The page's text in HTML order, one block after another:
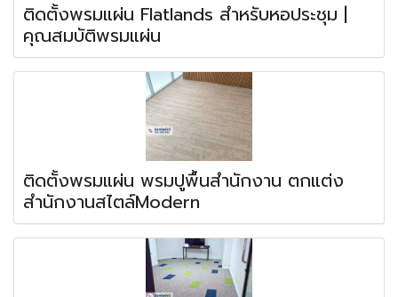
ติดตั้งพรมแผ่น Flatlands สำหรับหอประชุม |
คุณสมบัติพรมแผ่น
ติดตั้งพรมแผ่น พรมปูพื้นสำนักงาน ตกแต่ง
สำนักงานสไตล์Modern